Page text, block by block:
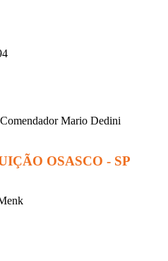
Mario Dedini
OSASCO - SP